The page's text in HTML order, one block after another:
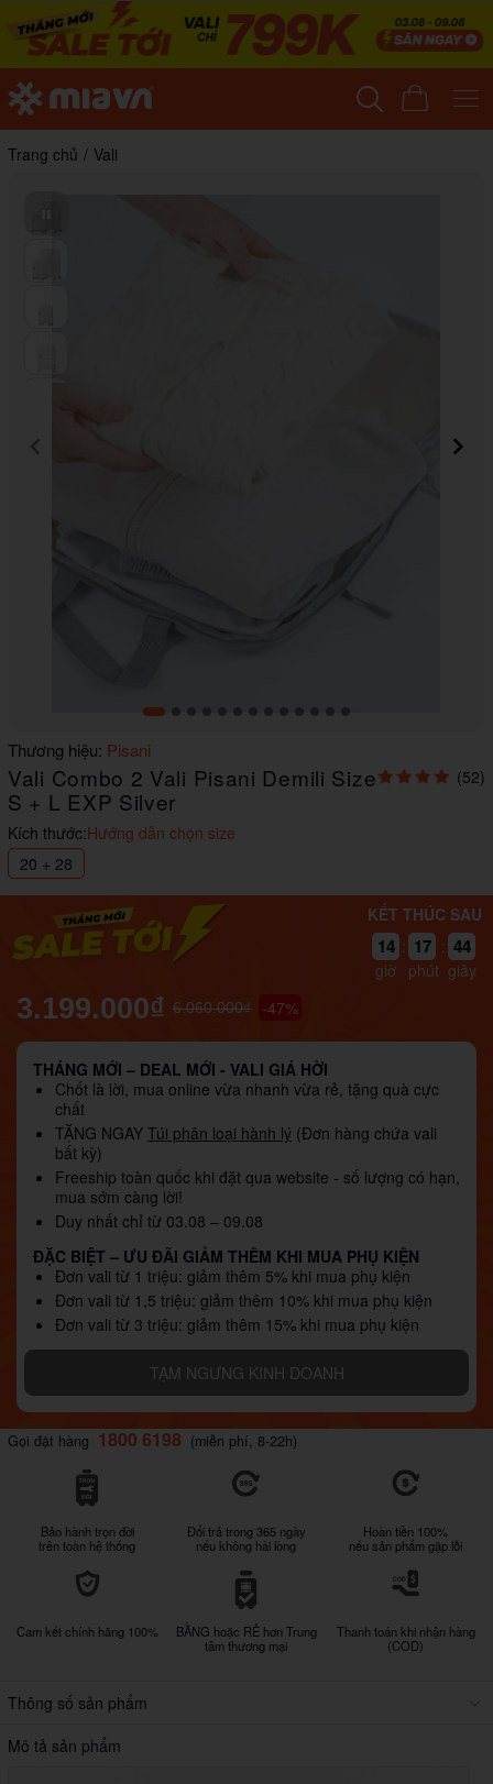
Trang chủ / Vali
Item
1
of
13
Thương hiệu: Pisani
Vali Combo 2 Vali Pisani Demili Size
S + L EXP Silver
(52)
Kích thước:Hướng dẫn chọn size
20 + 28
KẾT THÚC SAU
14
giờ
: 17
phút
:
42
41
giây
3.199.000₫ 6.060.000₫ -47%
THÁNG MỚI – DEAL MỚI - VALI GIÁ HỜI
Chốt là lời, mua online vừa nhanh vừa rẻ, tặng quà cực
chất
TẶNG NGAY Túi phân loại hành lý (Đơn hàng chứa vali
bất kỳ)
Freeship toàn quốc khi đặt qua website - số lượng có hạn,
mua sớm càng lời!
Duy nhất chỉ từ 03.08 – 09.08
ĐẶC BIỆT – ƯU ĐÃI GIẢM THÊM KHI MUA PHỤ KIỆN
Đơn vali từ 1 triệu: giảm thêm 5% khi mua phụ kiện
Đơn vali từ 1,5 triệu: giảm thêm 10% khi mua phụ kiện
Đơn vali từ 3 triệu: giảm thêm 15% khi mua phụ kiện
TẠM NGƯNG KINH DOANH
Gọi đặt hàng 1800 6198 (miễn phí, 8-22h)
Bảo hành trọn đời
trên toàn hệ thống
Đổi trả trong 365 ngày
nếu không hài lòng
Hoàn tiền 100%
nếu sản phẩm gặp lỗi
Cam kết chính hãng 100%
BẰNG hoặc RẺ hơn Trung
tâm thương mại
Thanh toán khi nhận hàng
(COD)
Thông số sản phẩm
Mô tả sản phẩm